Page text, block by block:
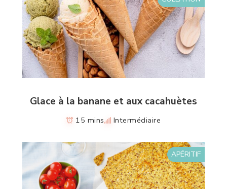
Glace à la banane et aux cacahuètes
15 mins Intermédiaire
APÉRITIF